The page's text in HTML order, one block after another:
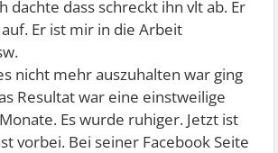
dachte dass schreckt ihn vlt ab. Er
Er ist mir in die Arbeit
nicht mehr auszuhalten war ging
Resultat war eine einstweilige
Es wurde ruhiger. Jetzt ist
vorbei. Bei seiner Facebook Seite